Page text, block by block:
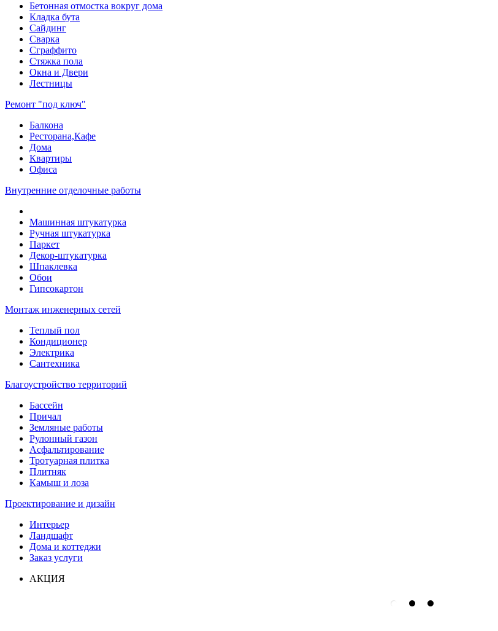
Бетонная отмостка вокруг дома
Кладка бута
Сайдинг
Сварка
Сграффито
Стяжка пола
Окна и Двери
Лестницы
Ремонт "под ключ"
Балкона
Ресторана,Кафе
Дома
Квартиры
Офиса
Внутренние отделочные работы
Машинная штукатурка
Ручная штукатурка
Паркет
Декор-штукатурка
Шпаклевка
Обои
Гипсокартон
Монтаж инженерных сетей
Теплый пол
Кондиционер
Электрика
Сантехника
Благоустройство территорий
Бассейн
Причал
Земляные работы
Рулонный газон
Асфальтирование
Тротуарная плитка
Плитняк
Камыш и лоза
Проектирование и дизайн
Интерьер
Ландшафт
Дома и коттеджи
Заказ услуги
АКЦИЯ